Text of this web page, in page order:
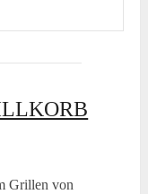
Grillen von